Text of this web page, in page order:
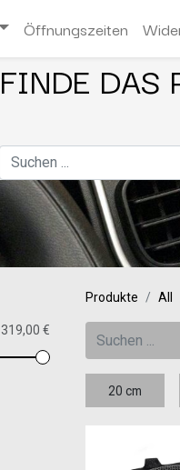
Öffnungszeiten
FINDE DAS
319,00 €
Produkte All
20 cm